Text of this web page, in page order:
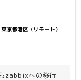
東京都港区（リモート）
zabbixへの移行